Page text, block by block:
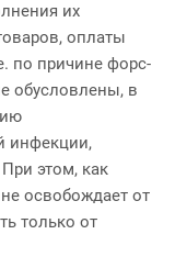
их
оплаты
по причине форс-
обусловлены, в
инфекции,
этом, как
освобождает от
только от